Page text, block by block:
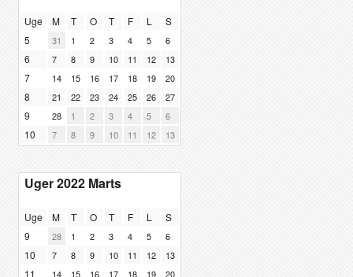
Uge M T O T F L
S
5
31 1 2 3 4 5 6
6 7 8 9 10 11 12 13
7 14 15 16 17 18 19 20
8 21 22 23 24 25 26 27
9 28 1 2 3 4 5 6
10 7 8 9 10 11 12 13
Uger 2022 Marts
Uge M T O T F L
S
9
28 1 2 3 4 5 6
10 7 8 9 10 11 12 13
11 14 15 16 17 18 19 20